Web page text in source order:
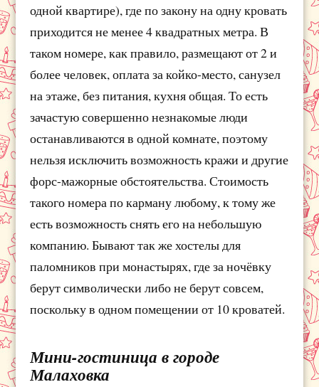
одной квартире), где по закону на одну кровать
приходится не менее 4 квадратных метра. В
таком номере, как правило, размещают от 2 и
более человек, оплата за койко-место, санузел
на этаже, без питания, кухня общая. То есть
зачастую совершенно незнакомые люди
останавливаются в одной комнате, поэтому
нельзя исключить возможность кражи и другие
форс-мажорные обстоятельства. Стоимость
такого номера по карману любому, к тому же
есть возможность снять его на небольшую
компанию. Бывают так же хостелы для
паломников при монастырях, где за ночёвку
берут символически либо не берут совсем,
поскольку в одном помещении от 10 кроватей.
Мини-гостиница в городе
Малаховка